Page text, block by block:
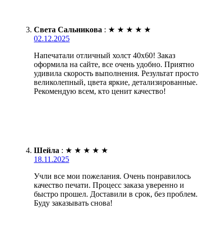
Света Сальникова : ★ ★ ★ ★ ★
02.12.2025
Напечатали отличный холст 40х60! Заказ
оформила на сайте, все очень удобно. Приятно
удивила скорость выполнения. Результат просто
великолепный, цвета яркие, детализированные.
Рекомендую всем, кто ценит качество!
Шейла : ★ ★ ★ ★ ★
18.11.2025
Учли все мои пожелания. Очень понравилось
качество печати. Процесс заказа уверенно и
быстро прошел. Доставили в срок, без проблем.
Буду заказывать снова!